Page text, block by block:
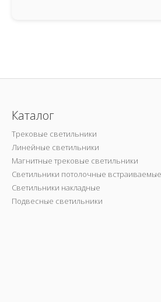
Каталог
Трековые светильники
Линейные светильники
Магнитные трековые светильники
Светильники потолочные встраиваемые
Светильники накладные
Подвесные светильники